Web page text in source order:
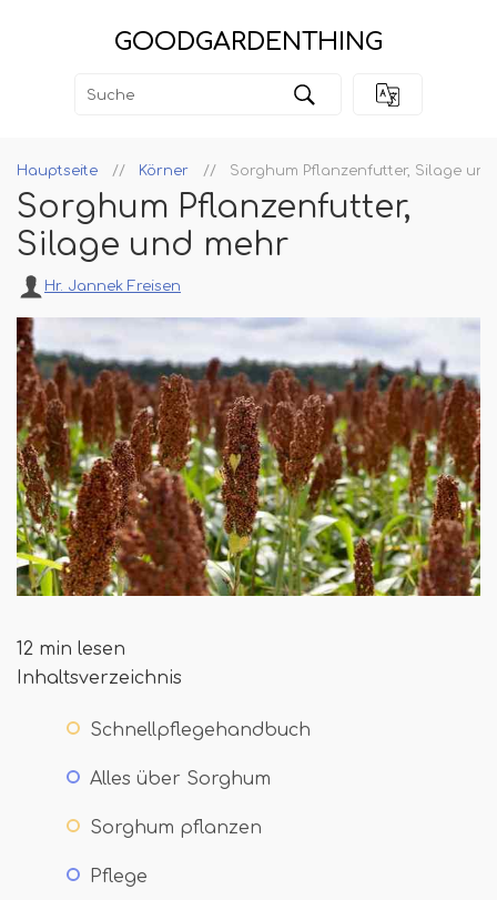
GOODGARDENTHING
Hauptseite Körner Sorghum Pflanzenfutter, Silage
Sorghum Pflanzenfutter,
Silage und mehr
Hr. Jannek Freisen
12 min lesen
Inhaltsverzeichnis
Schnellpflegehandbuch
Alles über Sorghum
Sorghum pflanzen
Pflege